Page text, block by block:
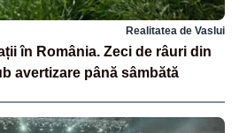
Realitatea de Vaslui
în România. Zeci de râuri din
avertizare până sâmbătă